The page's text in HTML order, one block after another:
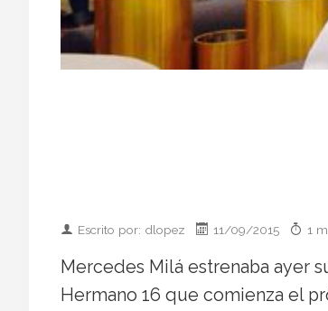
Escrito por: dlopez 11/09/2015 1
Mercedes Milá estrenaba ayer
Hermano 16 que comienza el